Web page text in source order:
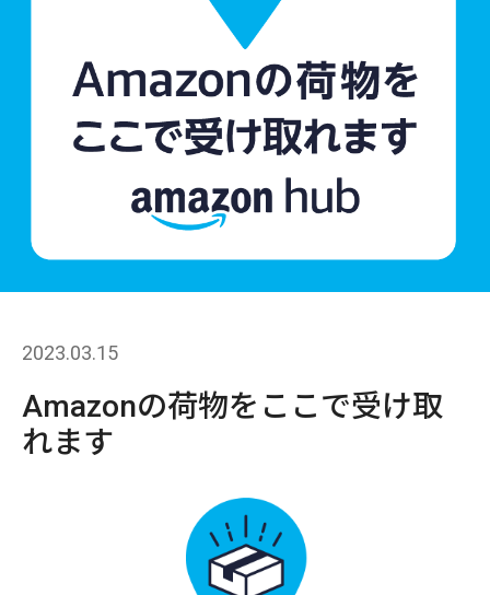
2023.03.15
Amazonの荷物をここで受け取
れます